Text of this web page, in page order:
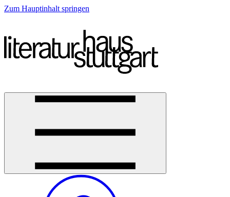
Zum Hauptinhalt springen